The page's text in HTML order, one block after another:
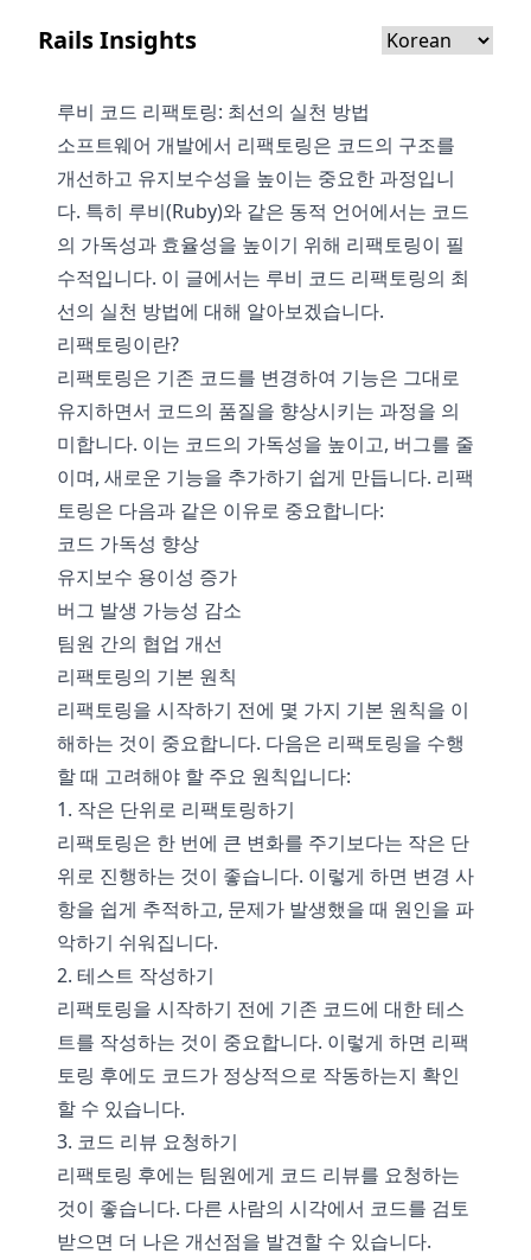
Rails Insights
루비 코드 리팩토링: 최선의 실천 방법
소프트웨어 개발에서 리팩토링은 코드의 구조를
개선하고 유지보수성을 높이는 중요한 과정입니
다. 특히 루비(Ruby)와 같은 동적 언어에서는 코드
의 가독성과 효율성을 높이기 위해 리팩토링이 필
수적입니다. 이 글에서는 루비 코드 리팩토링의 최
선의 실천 방법에 대해 알아보겠습니다.
리팩토링이란?
리팩토링은 기존 코드를 변경하여 기능은 그대로
유지하면서 코드의 품질을 향상시키는 과정을 의
미합니다. 이는 코드의 가독성을 높이고, 버그를 줄
이며, 새로운 기능을 추가하기 쉽게 만듭니다. 리팩
토링은 다음과 같은 이유로 중요합니다:
코드 가독성 향상
유지보수 용이성 증가
버그 발생 가능성 감소
팀원 간의 협업 개선
리팩토링의 기본 원칙
리팩토링을 시작하기 전에 몇 가지 기본 원칙을 이
해하는 것이 중요합니다. 다음은 리팩토링을 수행
할 때 고려해야 할 주요 원칙입니다:
1. 작은 단위로 리팩토링하기
리팩토링은 한 번에 큰 변화를 주기보다는 작은 단
위로 진행하는 것이 좋습니다. 이렇게 하면 변경 사
항을 쉽게 추적하고, 문제가 발생했을 때 원인을 파
악하기 쉬워집니다.
2. 테스트 작성하기
리팩토링을 시작하기 전에 기존 코드에 대한 테스
트를 작성하는 것이 중요합니다. 이렇게 하면 리팩
토링 후에도 코드가 정상적으로 작동하는지 확인
할 수 있습니다.
3. 코드 리뷰 요청하기
리팩토링 후에는 팀원에게 코드 리뷰를 요청하는
것이 좋습니다. 다른 사람의 시각에서 코드를 검토
받으면 더 나은 개선점을 발견할 수 있습니다.